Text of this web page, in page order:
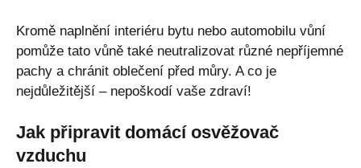
Kromě naplnění interiéru bytu nebo automobilu vůní
pomůže tato vůně také neutralizovat různé nepříjemné
pachy a chránit oblečení před můry. A co je
nejdůležitější – nepoškodí vaše zdraví!
Jak připravit domácí osvěžovač
vzduchu